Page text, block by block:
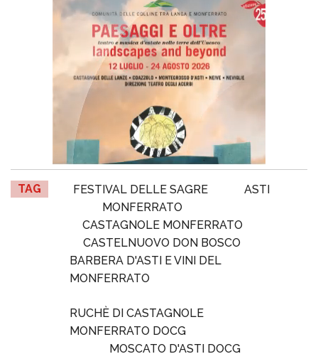
TAG FESTIVAL DELLE SAGRE
ASTI
MONFERRATO
CASTAGNOLE MONFERRATO
CASTELNUOVO DON BOSCO
BARBERA D'ASTI E VINI DEL
MONFERRATO
RUCHÈ DI CASTAGNOLE
MONFERRATO DOCG
MOSCATO D'ASTI DOCG